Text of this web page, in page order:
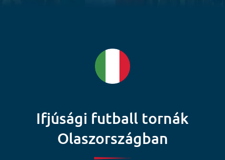
Ifjúsági futball tornák
Olaszországban